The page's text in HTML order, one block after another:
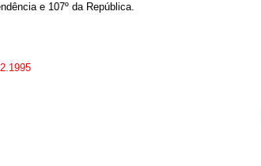
e 107º da República.